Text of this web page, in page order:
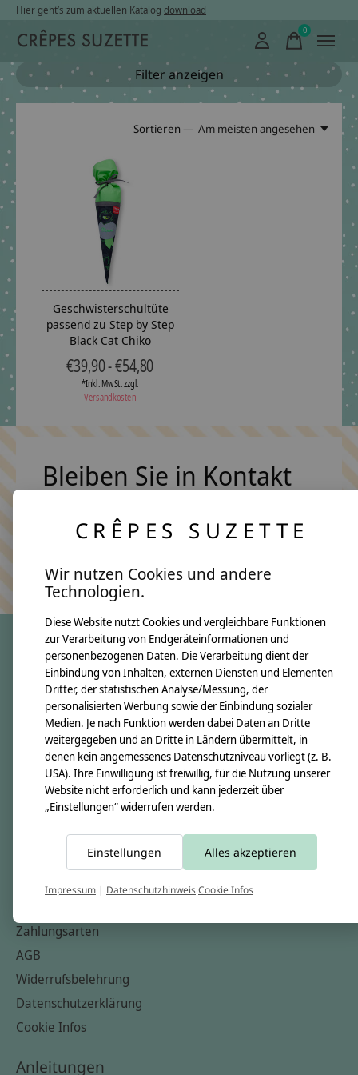
Hier geht’s zum aktuellen Katalog download
0items
Filter anzeigen
Sortieren — Am meisten angesehen
Geschwisterschultüte
passend zu Step by Step
Black Cat Chiko
€39,90 - €54,80
*Inkl. MwSt. zzgl.
Versandkosten
Bleiben Sie in Kontakt
Keine Sorge, wir übertreiben es nicht
crêpes suzette
Über uns
Unsere Creppies
Nähkästchen
Unsere Stoffe
Impressum
Informationen
Kontakt
Zahlungsarten
AGB
Widerrufsbelehrung
Datenschutzerklärung
Cookie Infos
Anleitungen
CRÊPES SUZETTE
Wir nutzen Cookies und andere
Technologien.
Diese Website nutzt Cookies und vergleichbare Funktionen
zur Verarbeitung von Endgeräteinformationen und
personenbezogenen Daten. Die Verarbeitung dient der
Einbindung von Inhalten, externen Diensten und Elementen
Dritter, der statistischen Analyse/Messung, der
personalisierten Werbung sowie der Einbindung sozialer
Medien. Je nach Funktion werden dabei Daten an Dritte
weitergegeben und an Dritte in Ländern übermittelt, in
denen kein angemessenes Datenschutzniveau vorliegt (z. B.
USA). Ihre Einwilligung ist freiwillig, für die Nutzung unserer
Website nicht erforderlich und kann jederzeit über
„Einstellungen“ widerrufen werden.
Einstellungen Alles akzeptieren
Impressum | DatenschutzhinweisCookie Infos